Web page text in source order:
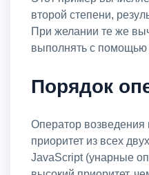
второй степени,
При желании те же
выполнять с помощью
Порядок
Оператор
приоритет из всех
JavaScript (унарные